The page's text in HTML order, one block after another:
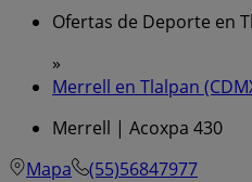
Ofertas de Deporte en
»
Merrell en Tlalpan
Merrell | Acoxpa 430
Mapa
(55)56847977